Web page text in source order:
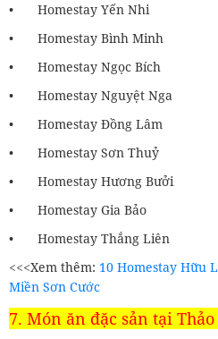
•
Homestay Yến Nhi
•
Homestay Bình Minh
•
Homestay Ngọc Bích
•
Homestay Nguyệt Nga
•
Homestay Đồng Lâm
•
Homestay Sơn Thuỷ
•
Homestay Hương Bưởi
•
Homestay Gia Bảo
•
Homestay Thắng Liên
<<<Xem thêm: 10 Homestay Hữu
Miền Sơn Cước
7. Món ăn đặc sản tại